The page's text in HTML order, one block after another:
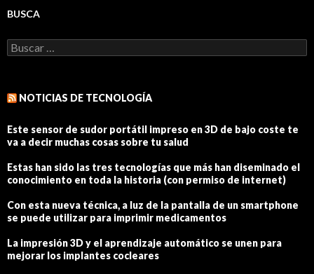
BUSCA
Buscar:
NOTICIAS DE TECNOLOGÍA
Este sensor de sudor portátil impreso en 3D de bajo coste te
va a decir muchas cosas sobre tu salud
Estas han sido las tres tecnologías que más han diseminado el
conocimiento en toda la historia (con permiso de internet)
Con esta nueva técnica, a luz de la pantalla de un smartphone
se puede utilizar para imprimir medicamentos
La impresión 3D y el aprendizaje automático se unen para
mejorar los implantes cocleares